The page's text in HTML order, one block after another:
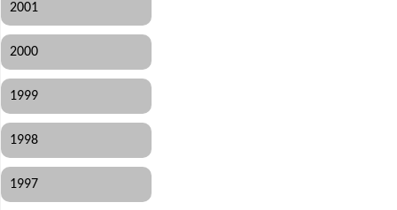
2001
2000
1999
1998
1997